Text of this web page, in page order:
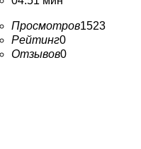
Просмотров1523
Рейтинг0
Отзывов0